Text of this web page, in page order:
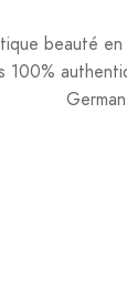
beauté